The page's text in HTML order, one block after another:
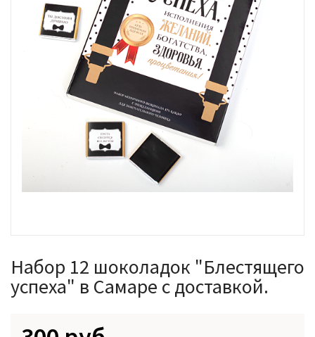
Набор 12 шоколадок "Блестящего
успеха" в Самаре с доставкой.